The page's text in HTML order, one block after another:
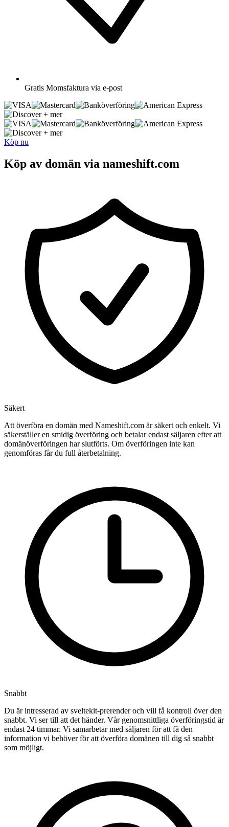
Gratis Momsfaktura via e-post
+ mer
+ mer
Köp nu
Köp av domän via nameshift.com
Säkert
Att överföra en domän med Nameshift.com är säkert och enkelt. Vi
säkerställer en smidig överföring och betalar endast säljaren efter att
domänöverföringen har slutförts. Om överföringen inte kan
genomföras får du full återbetalning.
Snabbt
Du är intresserad av sveltekit-prerender och vill få kontroll över den
snabbt. Vi ser till att det händer. Vår genomsnittliga överföringstid är
endast 24 timmar. Vi samarbetar med säljaren för att få den
information vi behöver för att överföra domänen till dig så snabbt
som möjligt.